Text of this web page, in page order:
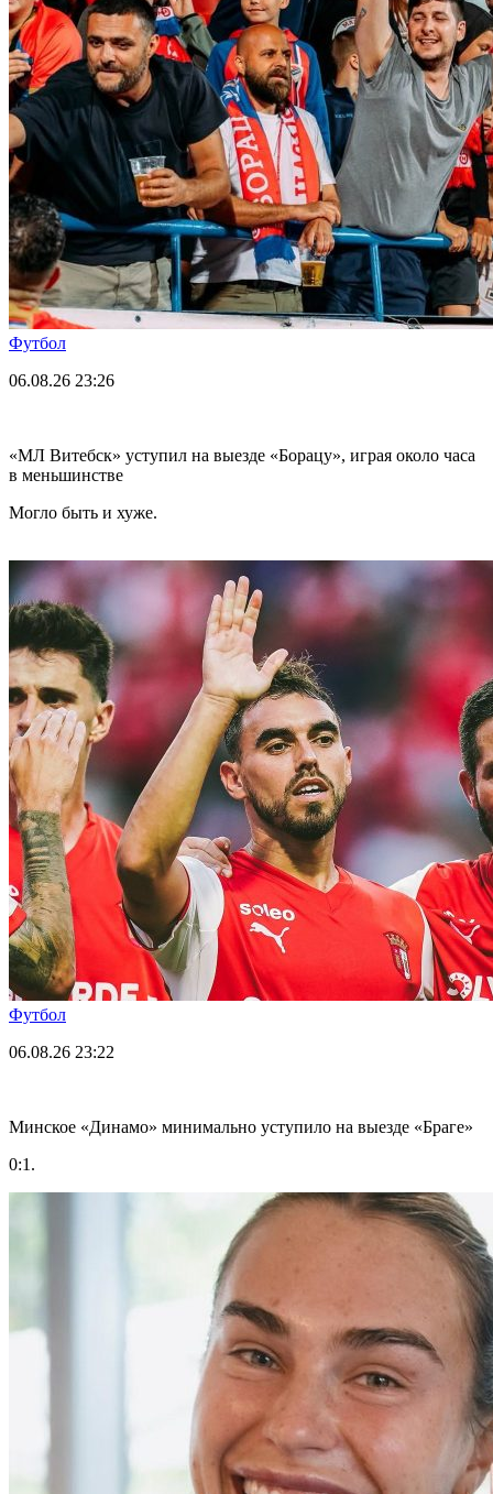
Футбол
06.08.26 23:26
«МЛ Витебск» уступил на выезде «Борацу», играя около часа
в меньшинстве
Могло быть и хуже.
Футбол
06.08.26 23:22
Минское «Динамо» минимально уступило на выезде «Браге»
0:1.